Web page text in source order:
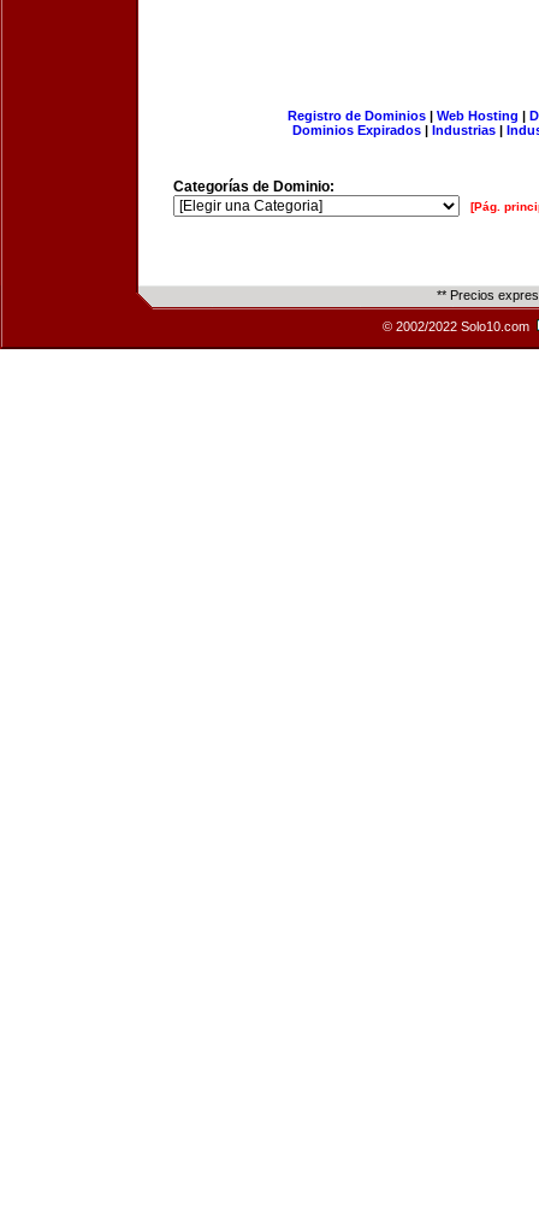
Registro de Dominios| Web Hosting |
Dominios Expirados | Industrias |
Categorías de Dominio:
[Pág.
** Precios
© 2002/2022 Solo10.com